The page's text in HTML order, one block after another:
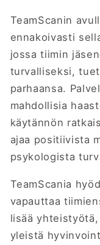
TeamScanin
ennakoivasti
jossa tiimin
turvalliseksi,
parhaansa.
mahdollisia
käytännön
ajaa positiivista
psykologista
TeamScania
vapauttaa
lisää
yleistä